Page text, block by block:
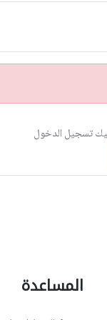
تسجيل الدخول
المساعدة